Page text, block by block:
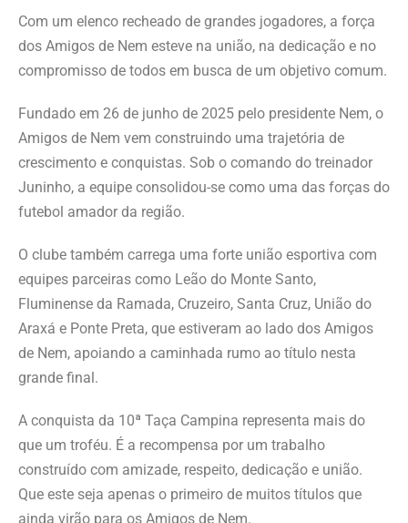
Com um elenco recheado de grandes jogadores, a força
dos Amigos de Nem esteve na união, na dedicação e no
compromisso de todos em busca de um objetivo comum.
Fundado em 26 de junho de 2025 pelo presidente Nem, o
Amigos de Nem vem construindo uma trajetória de
crescimento e conquistas. Sob o comando do treinador
Juninho, a equipe consolidou-se como uma das forças do
futebol amador da região.
O clube também carrega uma forte união esportiva com
equipes parceiras como Leão do Monte Santo,
Fluminense da Ramada, Cruzeiro, Santa Cruz, União do
Araxá e Ponte Preta, que estiveram ao lado dos Amigos
de Nem, apoiando a caminhada rumo ao título nesta
grande final.
A conquista da 10ª Taça Campina representa mais do
que um troféu. É a recompensa por um trabalho
construído com amizade, respeito, dedicação e união.
Que este seja apenas o primeiro de muitos títulos que
ainda virão para os Amigos de Nem.